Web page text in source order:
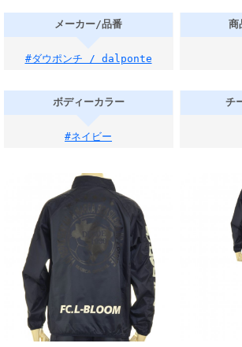
メーカー/品番
#ダウポンチ / dalponte
商
ボディーカラー
#ネイビー
チ